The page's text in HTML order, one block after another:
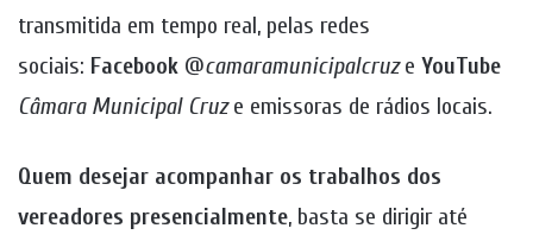
transmitida em tempo real, pelas redes
sociais: Facebook @camaramunicipalcruze YouTube
Câmara Municipal Cruze emissoras de rádios locais.
Quem desejar acompanhar os trabalhos dos
vereadores presencialmente, basta se dirigir até